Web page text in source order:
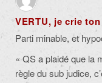
VERTU, je crie
Parti minable, et
« QS a plaidé que la
règle du sub judice,